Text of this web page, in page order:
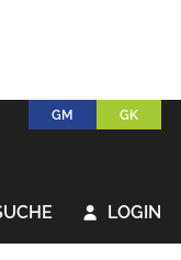
GM GK
 LOGIN